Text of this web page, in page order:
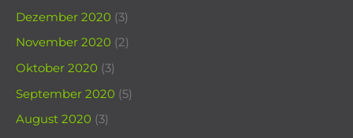
Dezember 2020 (3)
November 2020 (2)
Oktober 2020 (3)
September 2020 (5)
August 2020 (3)